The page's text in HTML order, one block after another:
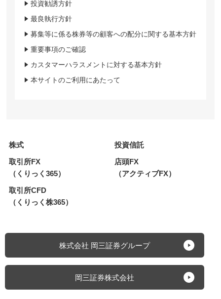
投資勧誘方針
最良執行方針
募集等に係る株券等の顧客への配分に関する基本方針
重要事項のご確認
カスタマーハラスメントに対する基本方針
本サイトのご利用にあたって
株式
投資信託
取引所FX
（くりっく365）
店頭FX
（アクティブFX）
取引所CFD
（くりっく株365）
株式会社 岡三証券グループ
岡三証券株式会社